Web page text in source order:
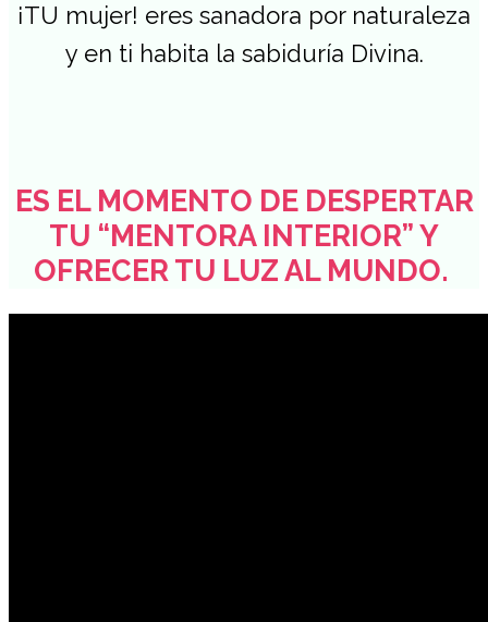
¡TU mujer! eres sanadora por naturaleza
y en ti habita la sabiduría Divina.
ES EL MOMENTO DE DESPERTAR
TU “MENTORA INTERIOR” Y
OFRECER TU LUZ AL MUNDO.